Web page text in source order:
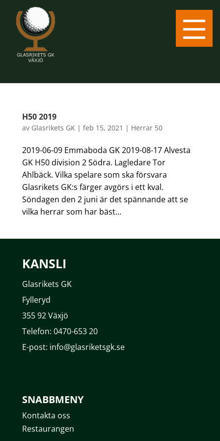
H50 2019
av Glasrikets GK| feb 15, 2021 | Herrar 50
2019-06-09 Emmaboda GK 2019-08-17 Alvesta
GK H50 division 2 Södra. Lagledare Tor
Ahlbäck. Vilka spelare som ska försvara
Glasrikets GK:s färger avgörs i ett kval.
Söndagen den 2 juni är det spännande att se
vilka herrar som har bäst...
KANSLI
Glasrikets GK
Fylleryd
355 92 Växjö
Telefon: 0470-653 20
E-post: info@glasriketsgk.se
SNABBMENY
Kontakta oss
Restaurangen